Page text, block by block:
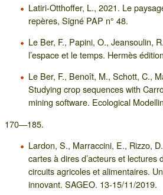
Latiri-Otthoffer, L., 2021. Le
repères, Signé PAP n° 48.
Le Ber, F., Papini, O., Jeansoulin,
l’espace et le temps. Hermès
Le Ber, F., Benoît, M., Schott, C.,
Studying crop sequences with
mining software. Ecological
170—185.
Lardon, S., Marraccini, E., Rizzo,
cartes à dires d’acteurs et
circuits agricoles et alimentaires.
innovant. SAGEO. 13-15/11/2019.